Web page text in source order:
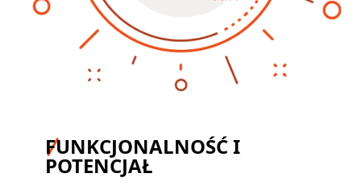
FUNKCJONALNOŚĆ I
POTENCJAŁ